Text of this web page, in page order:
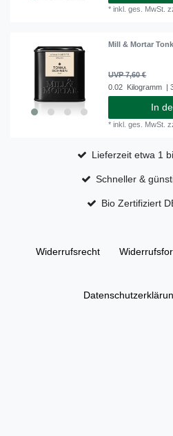
*inkl. ges. MwSt.
Mill & Mortar
UVP 7,60 €
0.02 Kilogramm |
In
*inkl. ges. MwSt.
Lieferzeit etwa 1
Schneller &
Bio Zertifiziert
Widerrufs­recht